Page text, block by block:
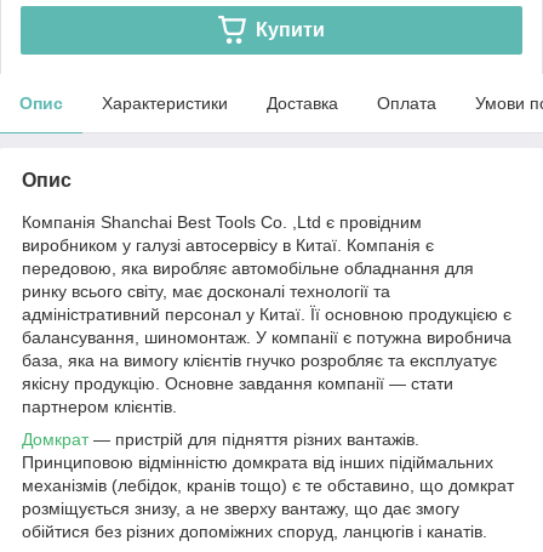
Купити
Опис Характеристики Доставка Оплата Умови
Опис
Компанія Shanchai Best Tools Co. ,Ltd є провідним
виробником у галузі автосервісу в Китаї. Компанія є
передовою, яка виробляє автомобільне обладнання для
ринку всього світу, має досконалі технології та
адміністративний персонал у Китаї. Її основною продукцією є
балансування, шиномонтаж. У компанії є потужна виробнича
база, яка на вимогу клієнтів гнучко розробляє та експлуатує
якісну продукцію. Основне завдання компанії — стати
партнером клієнтів.
Домкрат— пристрій для підняття різних вантажів.
Принциповою відмінністю домкрата від інших підіймальних
механізмів (лебідок, кранів тощо) є те обставино, що домкрат
розміщується знизу, а не зверху вантажу, що дає змогу
обійтися без різних допоміжних споруд, ланцюгів і канатів.